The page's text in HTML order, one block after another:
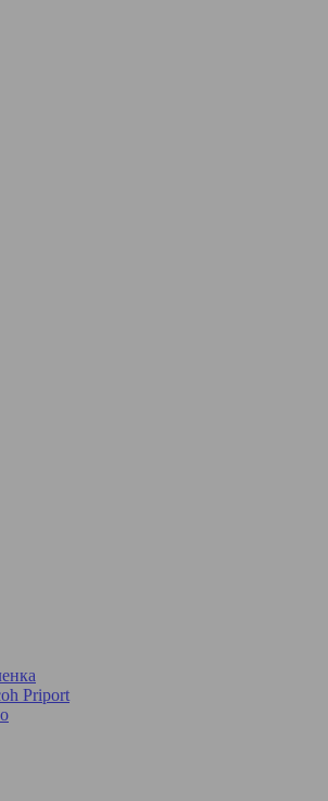
Priport